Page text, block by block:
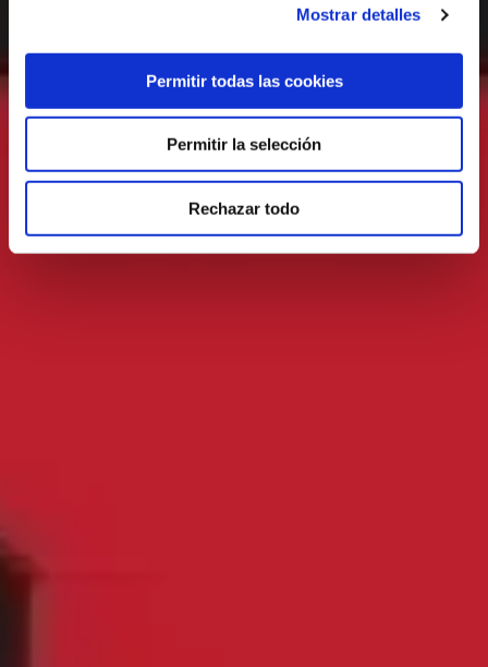
Mostrar detalles
Permitir todas las cookies
Permitir la selección
Rechazar todo